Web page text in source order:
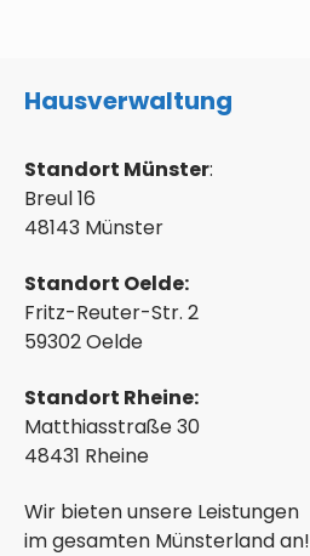
Hausverwaltung
Standort Münster:
Breul 16
48143 Münster
Standort Oelde:
Fritz-Reuter-Str. 2
59302 Oelde
Standort Rheine:
Matthiasstraße 30
48431 Rheine
Wir bieten unsere Leistungen
im gesamten Münsterland an!